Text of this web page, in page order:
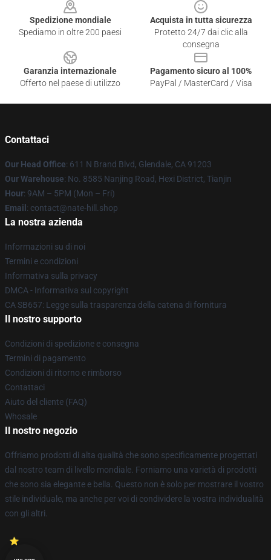
Spedizione mondiale
Spediamo in oltre 200 paesi
Acquista in tutta sicurezza
Protetto 24/7 dai clic alla
consegna
Garanzia internazionale
Offerto nel paese di utilizzo
Pagamento sicuro al 100%
PayPal / MasterCard / Visa
Contattaci
Our Head Office: 611 N Brand Blvd, Glendale, CA 91203
Our Warehouse: No. 8585 Nanjing Road, Hexi District, Tianjin
Hour: 9AM – 5PM (Mon – Fri)
Email : contact@nate-hill.shop
La nostra azienda
Informazioni su di noi
Termini e condizioni
Informativa sulla privacy
DMCA - Informativa sul copyright
CA SB657: Legge sulla trasparenza della catena di fornitura
Il nostro supporto
Condizioni di spedizione e consegna
Termini di pagamento
Condizioni di ritorno e rimborso
Contattaci
Aiuto del cliente (FAQ)
Whosale
Il nostro negozio
Offriamo prodotti di alta qualità che sono specificamente progettati
dal nostro team di livello mondiale. Forniamo una varietà di prodotti
che sono sia elegante e bella. Questo non è solo per mostrare il vostro
stile individuale, ma anche per voi di condividere la vostra individualità
con gli altri.